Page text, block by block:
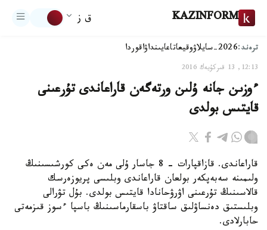
KAZINFORM ق ز
ترەند:2026-سايلاۋ وقيعاتاعايىنداۋاقوردا
12:13, 13 قىركۇيەك 2016
ءوزىن جانە ۇلىن ورتەگەن قاراعاندى تۇرعىنى
قايتىس بولدى
قاراعاندى. قازاقپارات - 8 جاسار ۇلى مەن ەكى كورشىسىنىڭ
ولىمىنە سەبەپكەر بولعان قاراعاندى وبلىسى پريوزەرسك
قالاسىنىڭ تۇرعىنى اۋرۋحانادا قايتىس بولدى. بۇل تۋرالى
وبلىستىق دەنساۋلىق ساقتاۋ باسقارماسىنىڭ باسپا ءسوز قىزمەتى
حابارلادى.